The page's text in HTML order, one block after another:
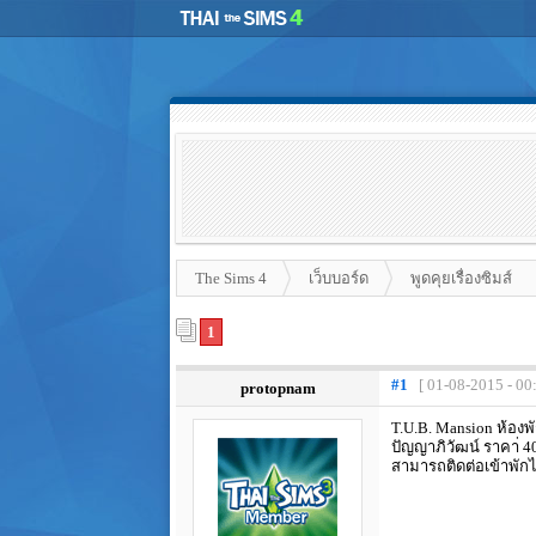
The Sims 4 เว็บบอร์ด พูดคุยเรื่องซิมส์
1
protopnam #1 [ 01-08-2015 -
T.U.B. Mansion ห้อ
ปัญญาภิวัฒน์ ราคา่
สามารถติดต่อเข้าพัก